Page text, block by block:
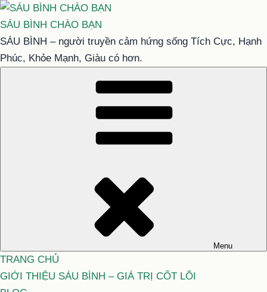
Chuyển
đến
phần
nội
SÁU BÌNH CHÀO BẠN
SÁU BÌNH – người truyền cảm hứng sống Tích Cực, Hạnh
Phúc, Khỏe Mạnh, Giàu có hơn.
Menu
TRANG CHỦ
GIỚI THIỆU SÁU BÌNH – GIÁ TRỊ CỐT LÕI